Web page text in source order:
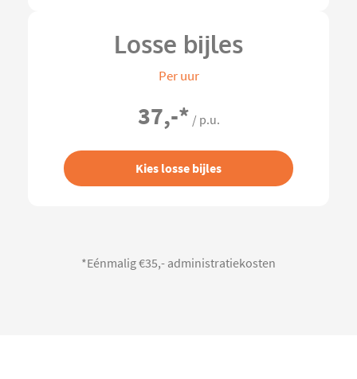
Losse bijles
Per uur
37,-* / p.u.
Kies losse bijles
*Eénmalig €35,- administratiekosten